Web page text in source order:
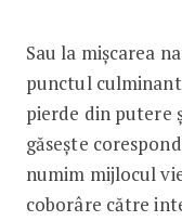
Sau la mișcarea
punctul
pierde din putere
găsește
numim mijlocul
coborâre către